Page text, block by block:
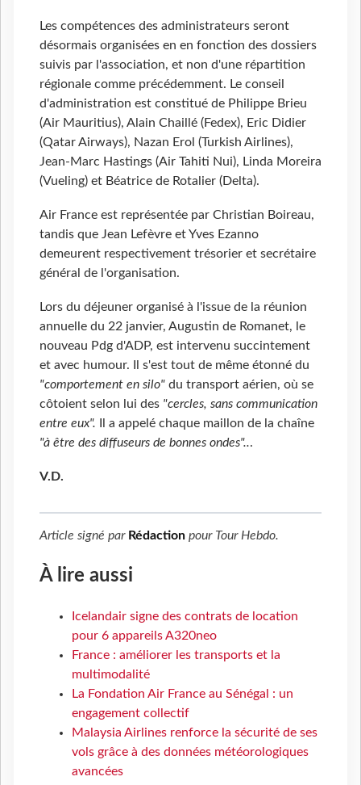
Les compétences des administrateurs seront
désormais organisées en en fonction des dossiers
suivis par l'association, et non d'une répartition
régionale comme précédemment. Le conseil
d'administration est constitué de Philippe Brieu
(Air Mauritius), Alain Chaillé (Fedex), Eric Didier
(Qatar Airways), Nazan Erol (Turkish Airlines),
Jean-Marc Hastings (Air Tahiti Nui), Linda Moreira
(Vueling) et Béatrice de Rotalier (Delta).
Air France est représentée par Christian Boireau,
tandis que Jean Lefèvre et Yves Ezanno
demeurent respectivement trésorier et secrétaire
général de l'organisation.
Lors du déjeuner organisé à l'issue de la réunion
annuelle du 22 janvier, Augustin de Romanet, le
nouveau Pdg d'ADP, est intervenu succintement
et avec humour. Il s'est tout de même étonné du
"comportement en silo" du transport aérien, où se
côtoient selon lui des "cercles, sans communication
entre eux". Il a appelé chaque maillon de la chaîne
"à être des diffuseurs de bonnes ondes"...
V.D.
Article signé par Rédaction pour Tour Hebdo.
À lire aussi
Icelandair signe des contrats de location
pour 6 appareils A320neo
France : améliorer les transports et la
multimodalité
La Fondation Air France au Sénégal : un
engagement collectif
Malaysia Airlines renforce la sécurité de ses
vols grâce à des données météorologiques
avancées